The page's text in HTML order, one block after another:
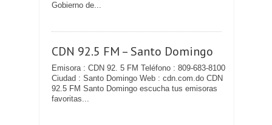
Gobierno de...
CDN 92.5 FM – Santo Domingo
Emisora : CDN 92. 5 FM Teléfono : 809-683-8100
Ciudad : Santo Domingo Web : cdn.com.do CDN
92.5 FM Santo Domingo escucha tus emisoras
favoritas...